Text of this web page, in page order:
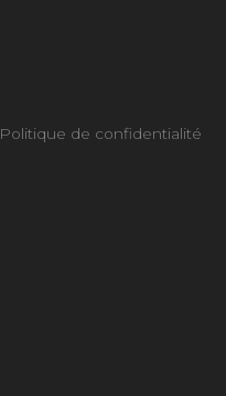
Politique de confidentialité